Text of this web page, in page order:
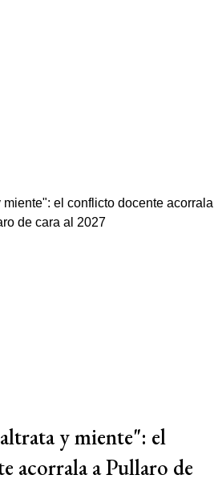
y miente": el
acorrala a Pullaro de